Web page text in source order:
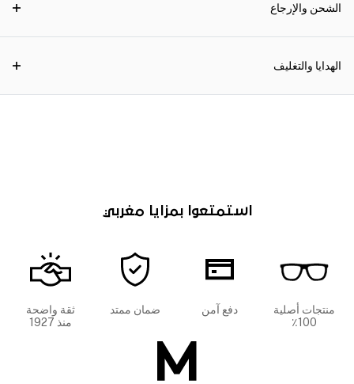
الشحن والإرجاع
الهدايا والتغليف
استمتعوا بمزايا مغربي
منتجات أصلية
100٪
دفع آمن ضمان ممتد
ثقة واضحة
منذ 1927